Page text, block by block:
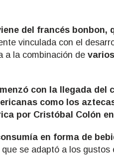
del francés
vinculada con el
a la combinación de
con la llegada del
como los
por Cristóbal Colón en
en forma de
que se adaptó a los